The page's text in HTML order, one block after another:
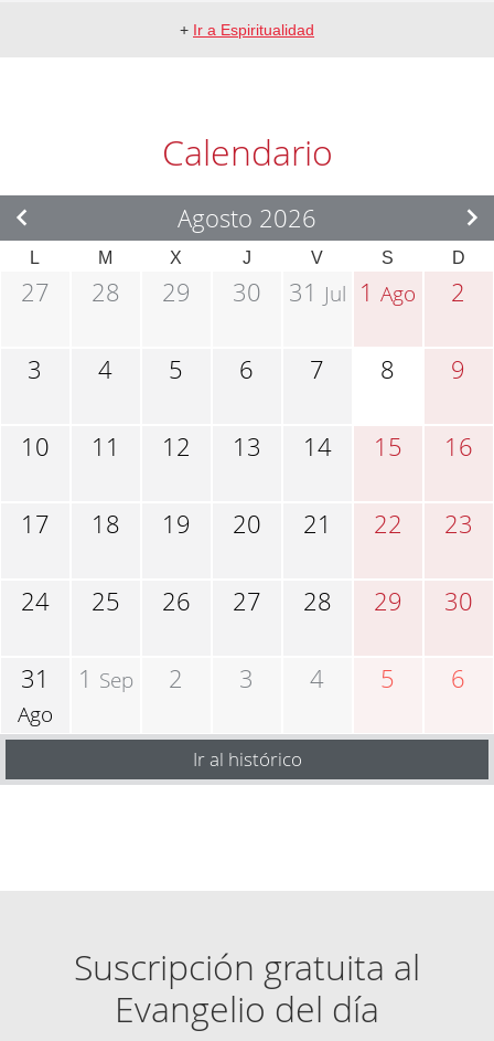
+ Ir a Espiritualidad
Calendario
Agosto 2026
L M X J V S D
27 28 29 30 31 Jul 1Ago 2
3 4 5 6 7 8 9
10 11 12 13 14 15 16
17 18 19 20 21 22 23
24 25 26 27 28 29 30
31
Ago
1 Sep 2 3 4 5 6
Ir al histórico
Suscripción gratuita al
Evangelio del día